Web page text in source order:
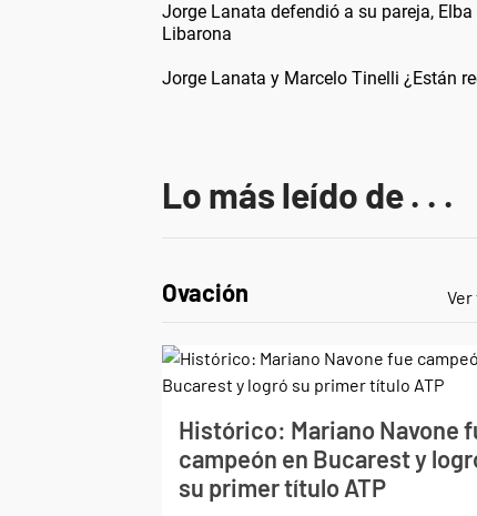
Jorge Lanata defendió a su pareja,
Libarona
Jorge Lanata y Marcelo Tinelli ¿Están
Lo más leído de . . .
Ovación
Histórico: Mariano Navone
campeón en Bucarest y
su primer título ATP